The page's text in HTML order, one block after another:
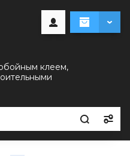
клеем,